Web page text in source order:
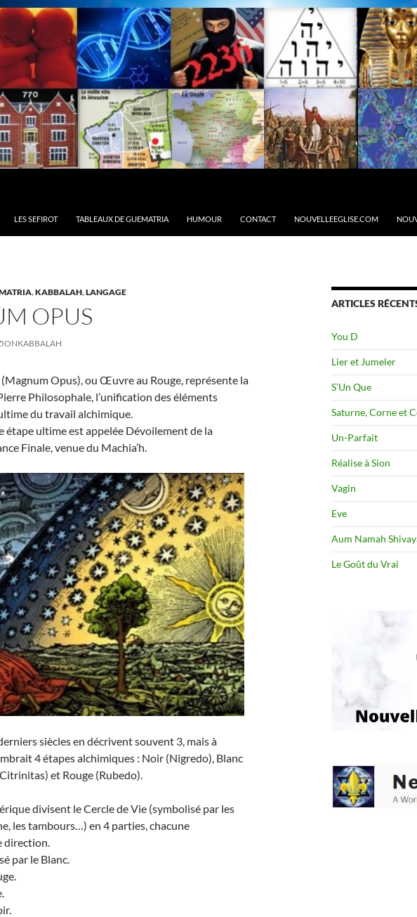
LES SEFIROT TABLEAUX DE GUEMATRIA HUMOUR CONTACT NOUVELLEEGLISE.COM
,KABBALAH,LANGAGE
OPUS
Opus), ou Œuvre au Rouge, représente la
Philosophale, l’unification des éléments
du travail alchimique.
étape ultime est appelée Dévoilement de la
Finale, venue du Machia’h.
siècles en décrivent souvent 3, mais à
4 étapes alchimiques : Noir (Nigredo), Blanc
et Rouge (Rubedo).
divisent le Cercle de Vie (symbolisé par les
les tambours…) en 4 parties, chacune
direction.
par le Blanc.
ARTICLES
You D
Lier et Jumeler
S’Un Que
Saturne, Corne et
Un-Parfait
Réalise à Sion
Vagin
Eve
Aum Namah
Le Goût du Vrai